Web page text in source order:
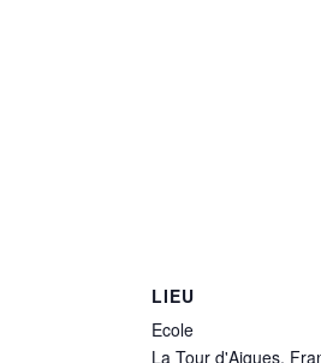
LIEU
Ecole
La Tour d'Aigues,